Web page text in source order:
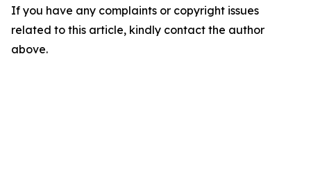
If you have any complaints or copyright issues
related to this article, kindly contact the author
above.